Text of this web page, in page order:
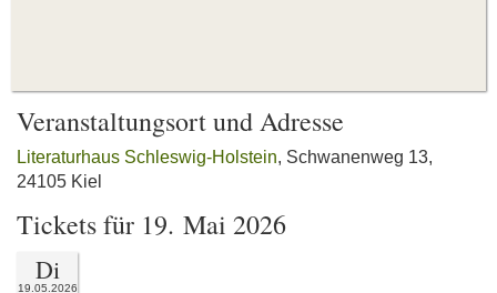
Veranstaltungsort und Adresse
Literaturhaus Schleswig-Holstein, Schwanenweg 13,
24105 Kiel
Tickets für 19. Mai 2026
Di
19.05.2026